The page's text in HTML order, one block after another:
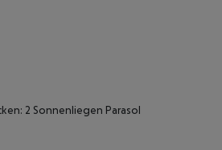
2 Sonnenliegen Parasol